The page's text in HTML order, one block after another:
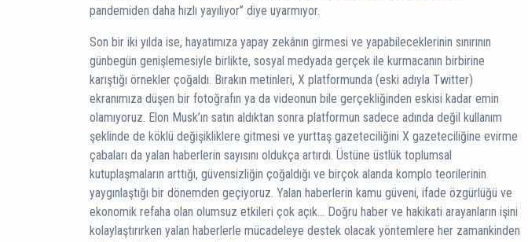
pandemiden daha hızlı yayılıyor” diye uyarmıyor.
Son bir iki yılda ise, hayatımıza yapay zekânın girmesi ve yapabileceklerinin sınırının
günbegün genişlemesiyle birlikte, sosyal medyada gerçek ile kurmacanın birbirine
karıştığı örnekler çoğaldı. Bırakın metinleri, X platformunda (eski adıyla Twitter)
ekranımıza düşen bir fotoğrafın ya da videonun bile gerçekliğinden eskisi kadar emin
olamıyoruz. Elon Musk’ın satın aldıktan sonra platformun sadece adında değil kullanım
şeklinde de köklü değişikliklere gitmesi ve yurttaş gazeteciliğini X gazeteciliğine evirme
çabaları da yalan haberlerin sayısını oldukça artırdı. Üstüne üstlük toplumsal
kutuplaşmaların arttığı, güvensizliğin çoğaldığı ve birçok alanda komplo teorilerinin
yaygınlaştığı bir dönemden geçiyoruz. Yalan haberlerin kamu güveni, ifade özgürlüğü ve
ekonomik refaha olan olumsuz etkileri çok açık… Doğru haber ve hakikati arayanların işini
kolaylaştırırken yalan haberlerle mücadeleye destek olacak yöntemlere her zamankinden